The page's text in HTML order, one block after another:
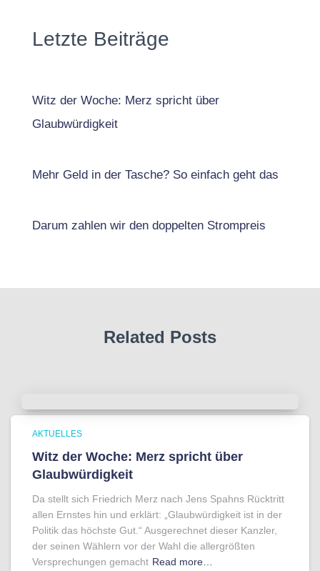
Letzte Beiträge
Witz der Woche: Merz spricht über
Glaubwürdigkeit
Mehr Geld in der Tasche? So einfach geht das
Darum zahlen wir den doppelten Strompreis
Related Posts
AKTUELLES
Witz der Woche: Merz spricht über
Glaubwürdigkeit
Da stellt sich Friedrich Merz nach Jens Spahns Rücktritt
allen Ernstes hin und erklärt: „Glaubwürdigkeit ist in der
Politik das höchste Gut.“ Ausgerechnet dieser Kanzler,
der seinen Wählern vor der Wahl die allergrößten
Versprechungen gemacht Read more…